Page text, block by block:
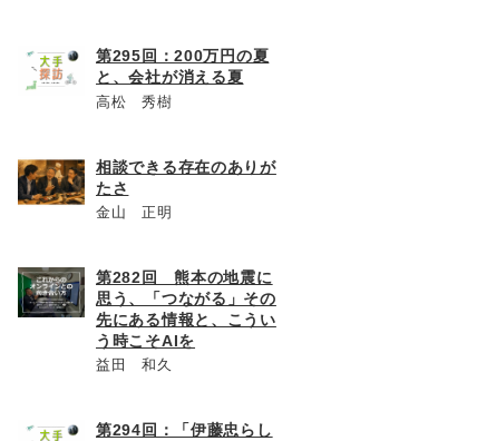
第295回：200万円の夏
と、会社が消える夏
高松 秀樹
相談できる存在のありが
たさ
金山 正明
第282回 熊本の地震に
思う、「つながる」その
先にある情報と、こうい
う時こそAIを
益田 和久
第294回：「伊藤忠らし